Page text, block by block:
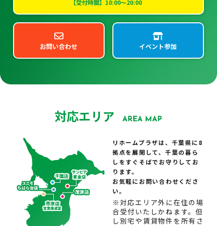
【受付時間】10:00～20:00
お問い合わせ イベント参加
リホームプラザは、千葉県に8
拠点を展開して、千葉の暮ら
しをすぐそばでお守りしてお
ります。
お気軽にお問い合わせくださ
い。
※対応エリア外に在住の場
合受付いたしかねます。但
し別宅や賃貸物件を所有さ